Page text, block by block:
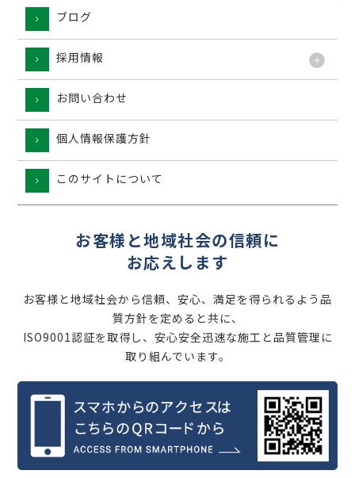
ブログ
採用情報
お問い合わせ
個人情報保護方針
このサイトについて
お客様と地域社会の信頼に
お応えします
お客様と地域社会から信頼、安心、満足を得られるよう品
質方針を定めると共に、
ISO9001認証を取得し、安心安全迅速な施工と品質管理に
取り組んでいます。